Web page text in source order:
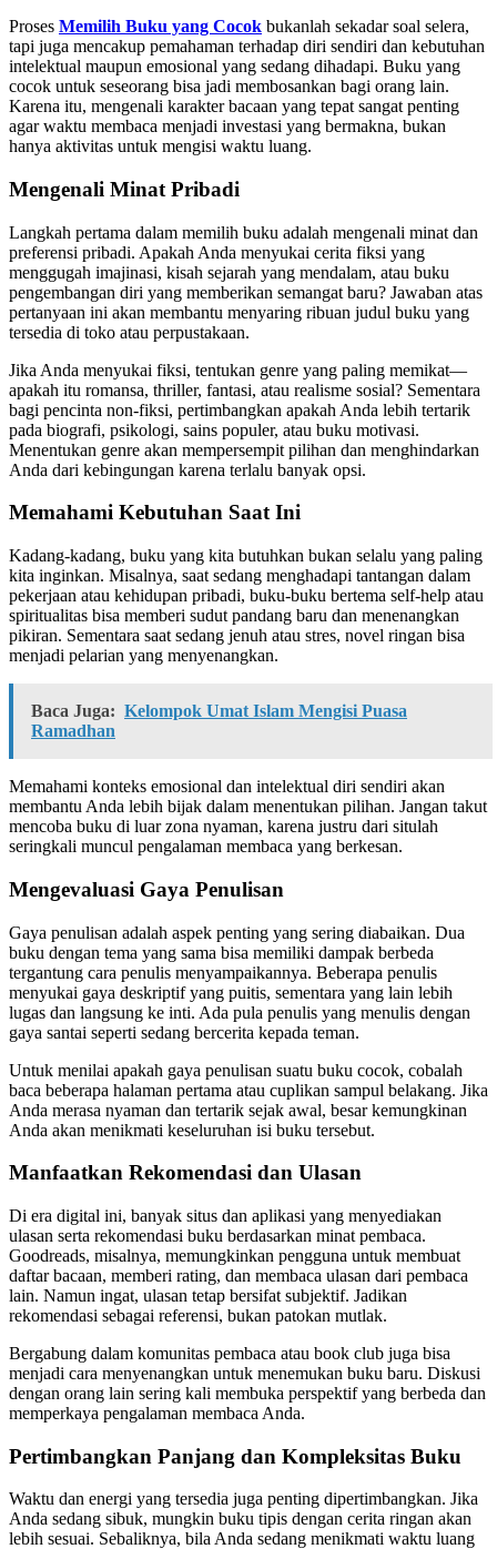
Proses Memilih Buku yang Cocok bukanlah sekadar soal selera,
tapi juga mencakup pemahaman terhadap diri sendiri dan kebutuhan
intelektual maupun emosional yang sedang dihadapi. Buku yang
cocok untuk seseorang bisa jadi membosankan bagi orang lain.
Karena itu, mengenali karakter bacaan yang tepat sangat penting
agar waktu membaca menjadi investasi yang bermakna, bukan
hanya aktivitas untuk mengisi waktu luang.
Mengenali Minat Pribadi
Langkah pertama dalam memilih buku adalah mengenali minat dan
preferensi pribadi. Apakah Anda menyukai cerita fiksi yang
menggugah imajinasi, kisah sejarah yang mendalam, atau buku
pengembangan diri yang memberikan semangat baru? Jawaban atas
pertanyaan ini akan membantu menyaring ribuan judul buku yang
tersedia di toko atau perpustakaan.
Jika Anda menyukai fiksi, tentukan genre yang paling memikat—
apakah itu romansa, thriller, fantasi, atau realisme sosial? Sementara
bagi pencinta non-fiksi, pertimbangkan apakah Anda lebih tertarik
pada biografi, psikologi, sains populer, atau buku motivasi.
Menentukan genre akan mempersempit pilihan dan menghindarkan
Anda dari kebingungan karena terlalu banyak opsi.
Memahami Kebutuhan Saat Ini
Kadang-kadang, buku yang kita butuhkan bukan selalu yang paling
kita inginkan. Misalnya, saat sedang menghadapi tantangan dalam
pekerjaan atau kehidupan pribadi, buku-buku bertema self-help atau
spiritualitas bisa memberi sudut pandang baru dan menenangkan
pikiran. Sementara saat sedang jenuh atau stres, novel ringan bisa
menjadi pelarian yang menyenangkan.
Baca Juga: Kelompok Umat Islam Mengisi Puasa
Ramadhan
Memahami konteks emosional dan intelektual diri sendiri akan
membantu Anda lebih bijak dalam menentukan pilihan. Jangan takut
mencoba buku di luar zona nyaman, karena justru dari situlah
seringkali muncul pengalaman membaca yang berkesan.
Mengevaluasi Gaya Penulisan
Gaya penulisan adalah aspek penting yang sering diabaikan. Dua
buku dengan tema yang sama bisa memiliki dampak berbeda
tergantung cara penulis menyampaikannya. Beberapa penulis
menyukai gaya deskriptif yang puitis, sementara yang lain lebih
lugas dan langsung ke inti. Ada pula penulis yang menulis dengan
gaya santai seperti sedang bercerita kepada teman.
Untuk menilai apakah gaya penulisan suatu buku cocok, cobalah
baca beberapa halaman pertama atau cuplikan sampul belakang. Jika
Anda merasa nyaman dan tertarik sejak awal, besar kemungkinan
Anda akan menikmati keseluruhan isi buku tersebut.
Manfaatkan Rekomendasi dan Ulasan
Di era digital ini, banyak situs dan aplikasi yang menyediakan
ulasan serta rekomendasi buku berdasarkan minat pembaca.
Goodreads, misalnya, memungkinkan pengguna untuk membuat
daftar bacaan, memberi rating, dan membaca ulasan dari pembaca
lain. Namun ingat, ulasan tetap bersifat subjektif. Jadikan
rekomendasi sebagai referensi, bukan patokan mutlak.
Bergabung dalam komunitas pembaca atau book club juga bisa
menjadi cara menyenangkan untuk menemukan buku baru. Diskusi
dengan orang lain sering kali membuka perspektif yang berbeda dan
memperkaya pengalaman membaca Anda.
Pertimbangkan Panjang dan Kompleksitas Buku
Waktu dan energi yang tersedia juga penting dipertimbangkan. Jika
Anda sedang sibuk, mungkin buku tipis dengan cerita ringan akan
lebih sesuai. Sebaliknya, bila Anda sedang menikmati waktu luang